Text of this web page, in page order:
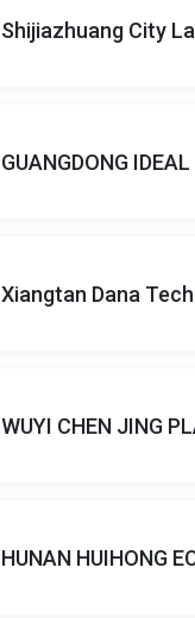
Shijiazhuang City
GUANGDONG
Xiangtan Dana
WUYI CHEN JING
HUNAN HUIHONG